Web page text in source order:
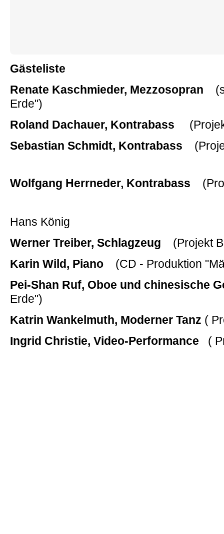
Gästeliste
Renate Kaschmieder, Mezzosopran
Erde")
Roland Dachauer, Kontrabass
Sebastian Schmidt, Kontrabass
Wolfgang Herrneder, Kontrabass
Hans König
Werner Treiber, Schlagzeug
(Projekt
Karin Wild, Piano
(CD - Produktion
Pei-Shan Ruf, Oboe und chinesische
Erde")
Katrin Wankelmuth, Moderner Tanz (
Ingrid Christie, Video-Performance (